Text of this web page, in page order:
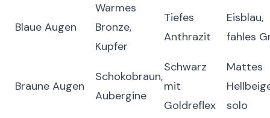
Blaue Augen
Warmes
Bronze,
Kupfer
Tiefes
Anthrazit
Eisblau,
fahles
Braune Augen
Schokobraun,
Aubergine
Schwarz
mit
Goldreflex
Mattes
solo